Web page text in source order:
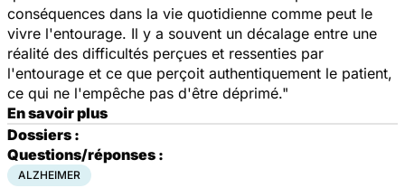
conséquences dans la vie quotidienne comme peut le
vivre l'entourage. Il y a souvent un décalage entre une
réalité des difficultés perçues et ressenties par
l'entourage et ce que perçoit authentiquement le patient,
ce qui ne l'empêche pas d'être déprimé."
En savoir plus
Dossiers :
Questions/réponses :
ALZHEIMER